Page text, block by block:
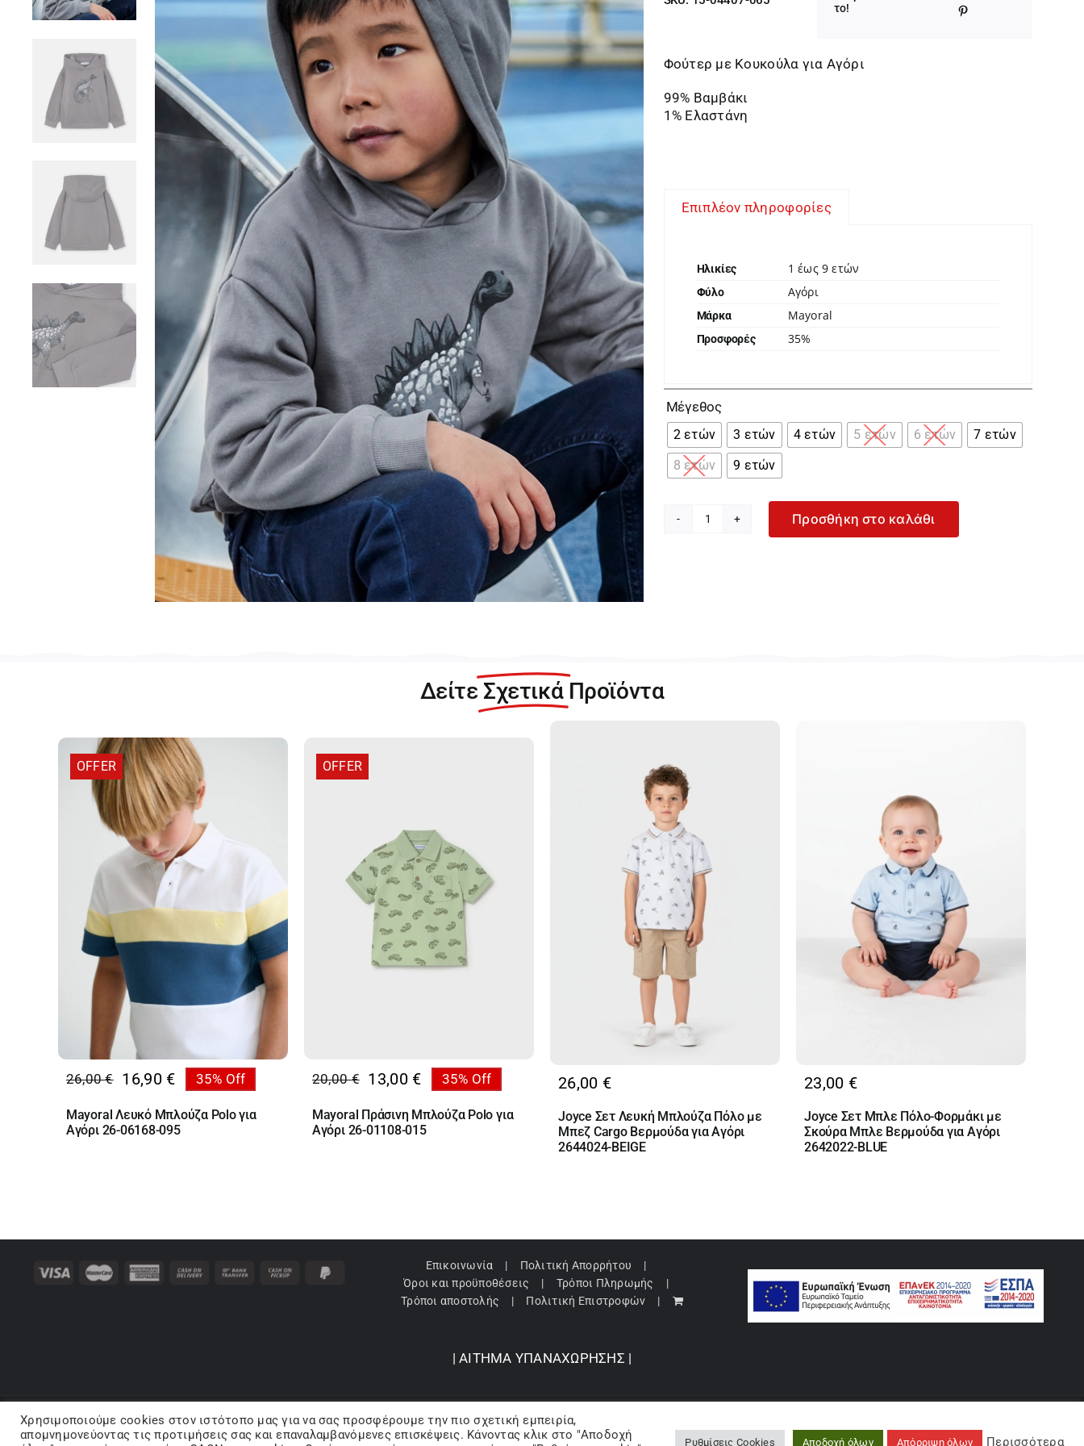
18,20 €.
το!
Φούτερ με Κουκούλα για Αγόρι
99% Βαμβάκι
1% Ελαστάνη
Επιπλέον πληροφορίες
Ηλικίες 1 έως 9 ετών
Φύλο Αγόρι
Μάρκα Mayoral
Προσφορές 35%
Μέγεθος
2 ετών 3 ετών 4 ετών 5 ετών 6 ετών
7 ετών
8 ετών
9 ετών
Mayoral
Προσθήκη στο καλάθι
Δείτε Σχετικά Προϊόντα
OFFER
26,00€
Original
price
was:
16,90 €
Η
τρέχουσα
τιμή
35% Off
Mayoral Λευκό Μπλούζα Polo για
Αγόρι 26-06168-095
OFFER
20,00€
Original
price
was:
13,00 €
Η
τρέχουσα
τιμή
35% Off
Mayoral Πράσινη Μπλούζα Polo για
Αγόρι 26-01108-015
26,00 €
Joyce Σετ Λευκή Μπλούζα Πόλο με
Μπεζ Cargo Βερμούδα για Αγόρι
2644024-BEIGE
23,00 €
Joyce Σετ Μπλε Πόλο-Φορμάκι με
Σκούρα Μπλε Βερμούδα για Αγόρι
2642022-BLUE
Επικοινωνία
Πολιτική Απορρήτου
Όροι και προϋποθέσεις
Τρόποι Πληρωμής
Τρόποι αποστολής
Πολιτική Επιστροφών
| ΑΙΤΗΜΑ ΥΠΑΝΑΧΩΡΗΣΗΣ |
Copyright 2024 © Barbopoulos store - All Rights Reserved |
Χρησιμοποιούμε cookies στον ιστότοπo μας για να σας προσφέρουμε την πιο σχετική εμπειρία,
απομνημονεύοντας τις προτιμήσεις σας και επαναλαμβανόμενες επισκέψεις. Κάνοντας κλικ στο "Αποδοχή
Ρυθμίσεις Cookies Αποδοχή όλων Απόρριψη όλων Περισσότερα